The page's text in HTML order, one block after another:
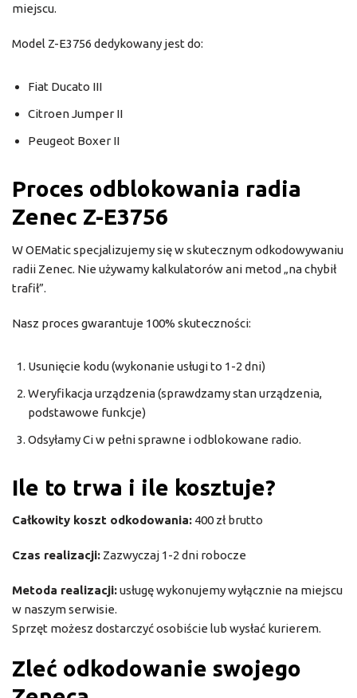
miejscu.
Model Z-E3756 dedykowany jest do:
Fiat Ducato III
Citroen Jumper II
Peugeot Boxer II
Proces odblokowania radia
Zenec Z-E3756
W OEMatic specjalizujemy się w skutecznym odkodowywaniu
radii Zenec. Nie używamy kalkulatorów ani metod „na chybił
trafił”.
Nasz proces gwarantuje 100% skuteczności:
Usunięcie kodu (wykonanie usługi to 1-2 dni)
Weryfikacja urządzenia (sprawdzamy stan urządzenia,
podstawowe funkcje)
Odsyłamy Ci w pełni sprawne i odblokowane radio.
Ile to trwa i ile kosztuje?
Całkowity koszt odkodowania: 400 zł brutto
Czas realizacji: Zazwyczaj 1-2 dni robocze
Metoda realizacji:usługę wykonujemy wyłącznie na miejscu
w naszym serwisie.
Sprzęt możesz dostarczyć osobiście lub wysłać kurierem.
Zleć odkodowanie swojego